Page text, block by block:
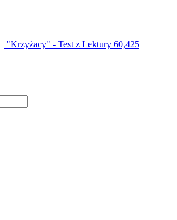
"Krzyżacy" - Test z Lektury 60,425